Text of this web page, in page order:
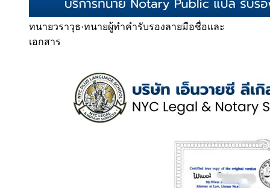
ทนายวราวุธ·ทนายผู้ทำคำรับรองลายมือชื่อและ
เอกสาร